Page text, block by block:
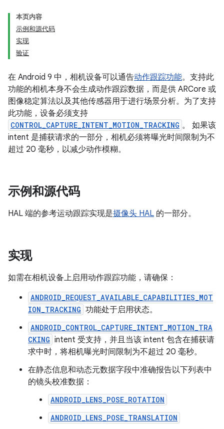
本页内容
示例和源代码
实现
验证
在 Android 9 中，相机设备可以通告动作跟踪功能。支持此
功能的相机本身不会生成动作跟踪数据，而是供 ARCore 或
图像稳定算法以及其他传感器用于进行场景分析。为了支持
此功能，设备必须支持
CONTROL_CAPTURE_INTENT_MOTION_TRACKING 。 如果该
intent 是捕获请求的一部分，相机必须将曝光时间限制为不
超过 20 毫秒，以减少动作模糊。
示例和源代码
HAL 端的参考运动跟踪实现是摄像头 HAL 的一部分。
实现
如需在相机设备上启用动作跟踪功能，请确保：
ANDROID_REQUEST_AVAILABLE_CAPABILITIES_MOT
ION_TRACKING 功能处于启用状态。
ANDROID_CONTROL_CAPTURE_INTENT_MOTION_TRA
CKING intent 受支持，并且当该 intent 包含在捕获请
求中时，将相机曝光时间限制为不超过 20 毫秒。
在静态信息和动态元数据字段中准确报告以下列表中
的镜头校准数据：
ANDROID_LENS_POSE_ROTATION
ANDROID_LENS_POSE_TRANSLATION